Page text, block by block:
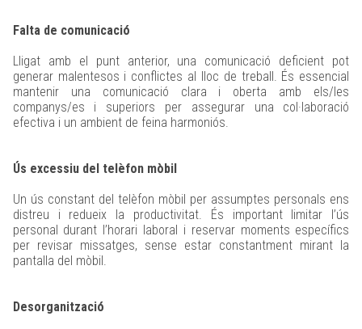
Falta de comunicació
Lligat amb el punt anterior, una comunicació deficient pot
generar malentesos i conflictes al lloc de treball. És essencial
mantenir una comunicació clara i oberta amb els/les
companys/es i superiors per assegurar una col·laboració
efectiva i un ambient de feina harmoniós.
Ús excessiu del telèfon mòbil
Un ús constant del telèfon mòbil per assumptes personals ens
distreu i redueix la productivitat. És important limitar l’ús
personal durant l’horari laboral i reservar moments específics
per revisar missatges, sense estar constantment mirant la
pantalla del mòbil.
Desorganització